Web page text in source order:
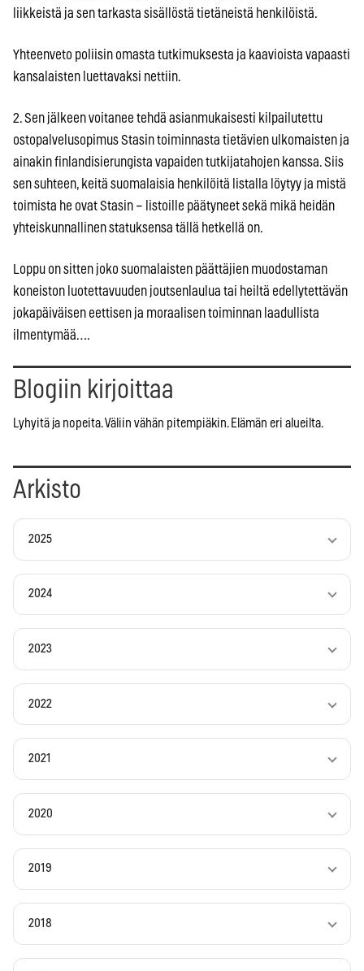
liikkeistä ja sen tarkasta sisällöstä tietäneistä henkilöistä.
Yhteenveto poliisin omasta tutkimuksesta ja kaavioista vapaasti
kansalaisten luettavaksi nettiin.
2. Sen jälkeen voitanee tehdä asianmukaisesti kilpailutettu
ostopalvelusopimus Stasin toiminnasta tietävien ulkomaisten ja
ainakin finlandisierungista vapaiden tutkijatahojen kanssa. Siis
sen suhteen, keitä suomalaisia henkilöitä listalla löytyy ja mistä
toimista he ovat Stasin – listoille päätyneet sekä mikä heidän
yhteiskunnallinen statuksensa tällä hetkellä on.
Loppu on sitten joko suomalaisten päättäjien muodostaman
koneiston luotettavuuden joutsenlaulua tai heiltä edellytettävän
jokapäiväisen eettisen ja moraalisen toiminnan laadullista
ilmentymää….
Blogiin kirjoittaa
Lyhyitä ja nopeita. Väliin vähän pitempiäkin. Elämän eri alueilta.
Arkisto
2025
2024
2023
2022
2021
2020
2019
2018